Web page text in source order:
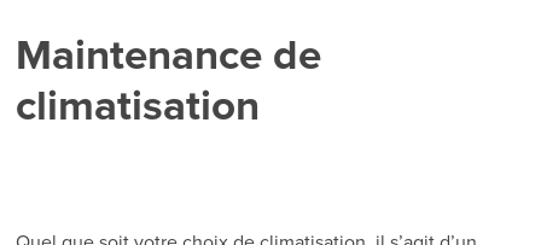
Maintenance de
climatisation